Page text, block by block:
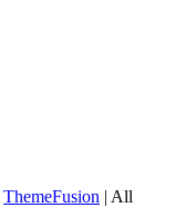
ThemeFusion | All